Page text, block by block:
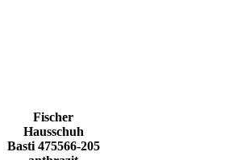
Fischer
Hausschuh
Basti 475566-205